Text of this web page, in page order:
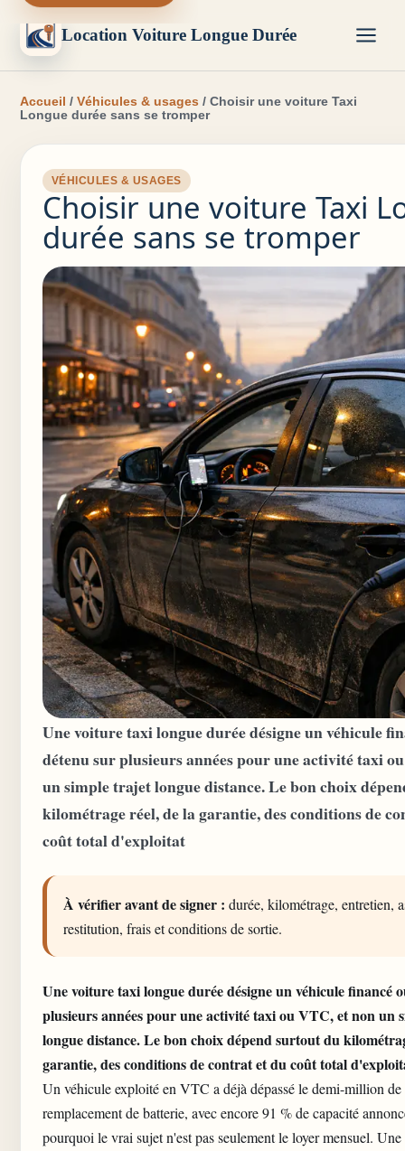
Location Voiture Longue Durée
Accueil / Véhicules & usages / Choisir une voiture Taxi
Longue durée sans se tromper
VÉHICULES & USAGES
Choisir une voiture Taxi
durée sans se tromper
Une voiture taxi longue durée désigne un véhicule
détenu sur plusieurs années pour une activité taxi
un simple trajet longue distance. Le bon choix
kilométrage réel, de la garantie, des conditions de
coût total d'exploitat
À vérifier avant de signer : durée, kilométrage, entretien,
restitution, frais et conditions de sortie.
Une voiture taxilongue duréedésigne un véhicule financé
plusieurs années pour une activité taxi ou VTC, et non un
longue distance. Le bon choix dépend surtout du
garantie, des conditions de contrat et du coût total
Un véhicule exploité en VTC a déjà dépassé le demi-million de
remplacement de batterie, avec encore 91 % de capacité
pourquoi le vrai sujet n'est passeulement le loyer mensuel. Une